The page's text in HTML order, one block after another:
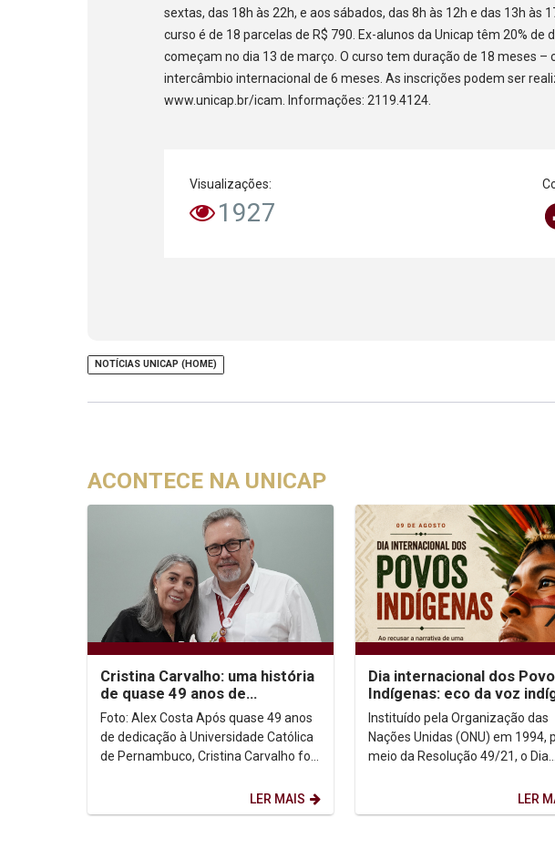
sextas, das 18h às 22h, e aos sábados, das 8h às 12h e das 13h às
curso é de 18 parcelas de R$ 790. Ex-alunos da Unicap têm 20% de
começam no dia 13 de março. O curso tem duração de 18 meses –
intercâmbio internacional de 6 meses. As inscrições podem ser
www.unicap.br/icam. Informações: 2119.4124.
Visualizações:
1927
NOTÍCIAS UNICAP (HOME)
ACONTECE NA UNICAP
Cristina Carvalho: uma história
de quase 49 anos de
dedicação à Unicap
Foto: Alex Costa Após quase 49 anos
de dedicação à Universidade Católica
de Pernambuco, Cristina Carvalho foi
LER MAIS
Dia internacional dos
Indígenas: eco da voz
no contexto urbano
Instituído pela Organização das
Nações Unidas (ONU) em 1994,
meio da Resolução 49/21, o Dia
de agosto) firma-se como...LER